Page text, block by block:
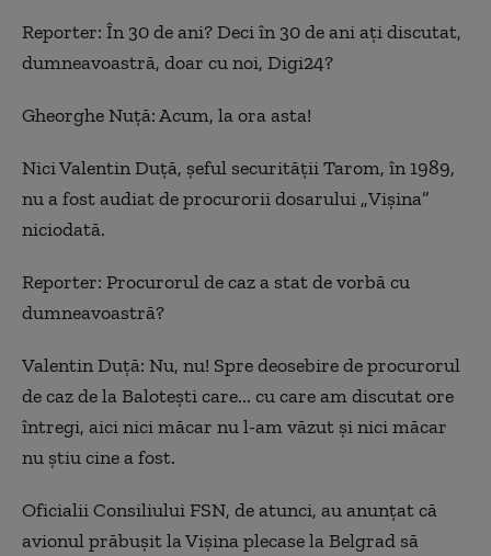
Reporter: În 30 de ani? Deci în 30 de ani ați discutat,
dumneavoastră, doar cu noi, Digi24?
Gheorghe Nuță: Acum, la ora asta!
Nici Valentin Duță, șeful securității Tarom, în 1989,
nu a fost audiat de procurorii dosarului „Vișina”
niciodată.
Reporter: Procurorul de caz a stat de vorbă cu
dumneavoastră?
Valentin Duță: Nu, nu! Spre deosebire de procurorul
de caz de la Balotești care... cu care am discutat ore
întregi, aici nici măcar nu l-am văzut și nici măcar
nu știu cine a fost.
Oficialii Consiliului FSN, de atunci, au anunțat că
avionul prăbușit la Vișina plecase la Belgrad să